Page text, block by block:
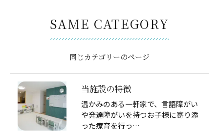
同じカテゴリーのページ
SAME CATEGORY
当施設の特徴
温かみのある一軒家で、言語障がい
や発達障がいを持つお子様に寄り添
った療育を行っ…